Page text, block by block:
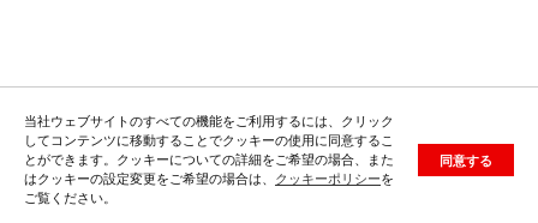
当社ウェブサイトのすべての機能をご利用するには、クリック
してコンテンツに移動することでクッキーの使用に同意するこ
とができます。クッキーについての詳細をご希望の場合、また
はクッキーの設定変更をご希望の場合は、 クッキーポリシーを
ご覧ください。
同意する